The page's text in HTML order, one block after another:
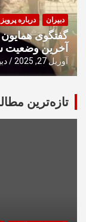
دبیران درباره
گفتگوی همایون
آخرین وضعیت
آوریل 27, 2025
تازه‌ترین